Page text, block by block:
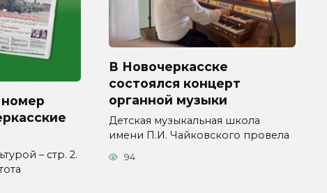
– стр. 2.
В Новочеркасске
состоялся концерт
органной музыки
Детская музыкальная школа
имени П.И. Чайковского провела
94